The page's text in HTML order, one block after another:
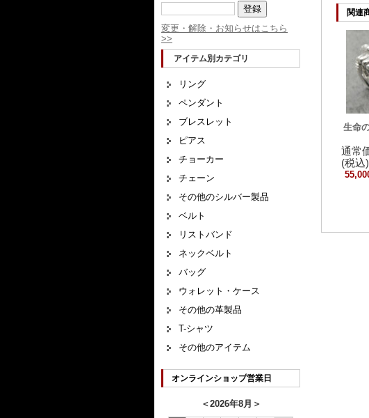
変更・解除・お知らせはこちら
>>
アイテム別カテゴリ
リング
ペンダント
ブレスレット
ピアス
チョーカー
チェーン
その他のシルバー製品
ベルト
リストバンド
ネックベルト
バッグ
ウォレット・ケース
その他の革製品
T-シャツ
その他のアイテム
オンラインショップ営業日
＜2026年8月 ＞
関連
生命
通常
(税込)